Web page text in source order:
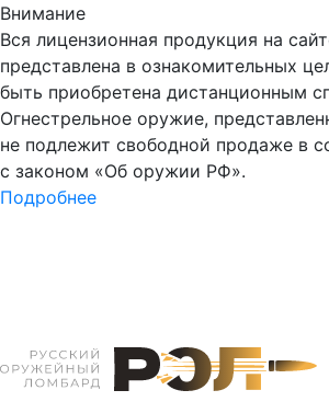
Внимание
Вся лицензионная продукция на
представлена в ознакомительных
быть приобретена дистанционным
Огнестрельное оружие,
не подлежит свободной продаже в
с законом «Об оружии РФ».
Подробнее